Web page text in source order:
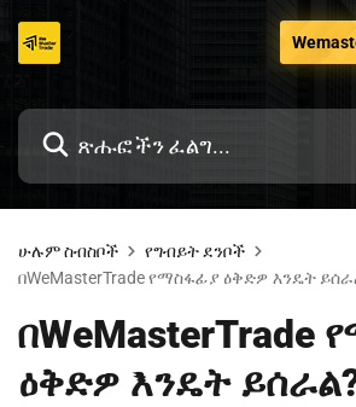
ይዘቱ
ሁሉም ስብስቦች
የግብይት ደንቦች
በWeMasterTrade የማስፋፊያ ዕቅድዎ እንዴት
በWeMasterTrade
ዕቅድዎ እንዴት